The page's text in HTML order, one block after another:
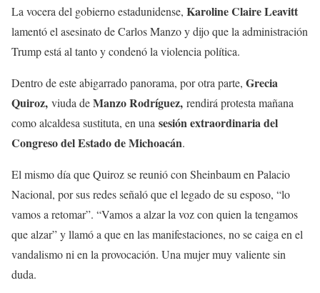
La vocera del gobierno estadunidense, Karoline Claire Leavitt
lamentó el asesinato de Carlos Manzo y dijo que la administración
Trump está al tanto y condenó la violencia política.
Dentro de este abigarrado panorama, por otra parte, Grecia
Quiroz, viuda deManzo Rodríguez, rendirá protesta mañana
como alcaldesa sustituta, en una sesión extraordinaria del
Congreso del Estado de Michoacán.
El mismo día que Quiroz se reunió con Sheinbaum en Palacio
Nacional, por sus redes señaló que el legado de su esposo, “lo
vamos a retomar”. “Vamos a alzar la voz con quien la tengamos
que alzar” y llamó a que en las manifestaciones, no se caiga en el
vandalismo ni en la provocación. Una mujer muy valiente sin
duda.